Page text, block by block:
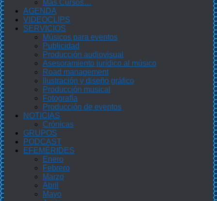
Más Cursos…
AGENDA
VIDEOCLIPS
SERVICIOS
Músicos para eventos
Publicidad
Producción audiovisual
Asesoramiento jurídico al músico
Road management
Ilustración y diseño gráfico
Producción musical
Fotografía
Producción de eventos
NOTICIAS
Crónicas
GRUPOS
PODCAST
EFEMÉRIDES
Enero
Febrero
Marzo
Abril
Mayo